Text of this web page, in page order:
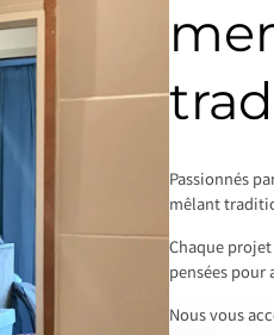
Passionnés
mêlant
Chaque
pensées
Nous vous